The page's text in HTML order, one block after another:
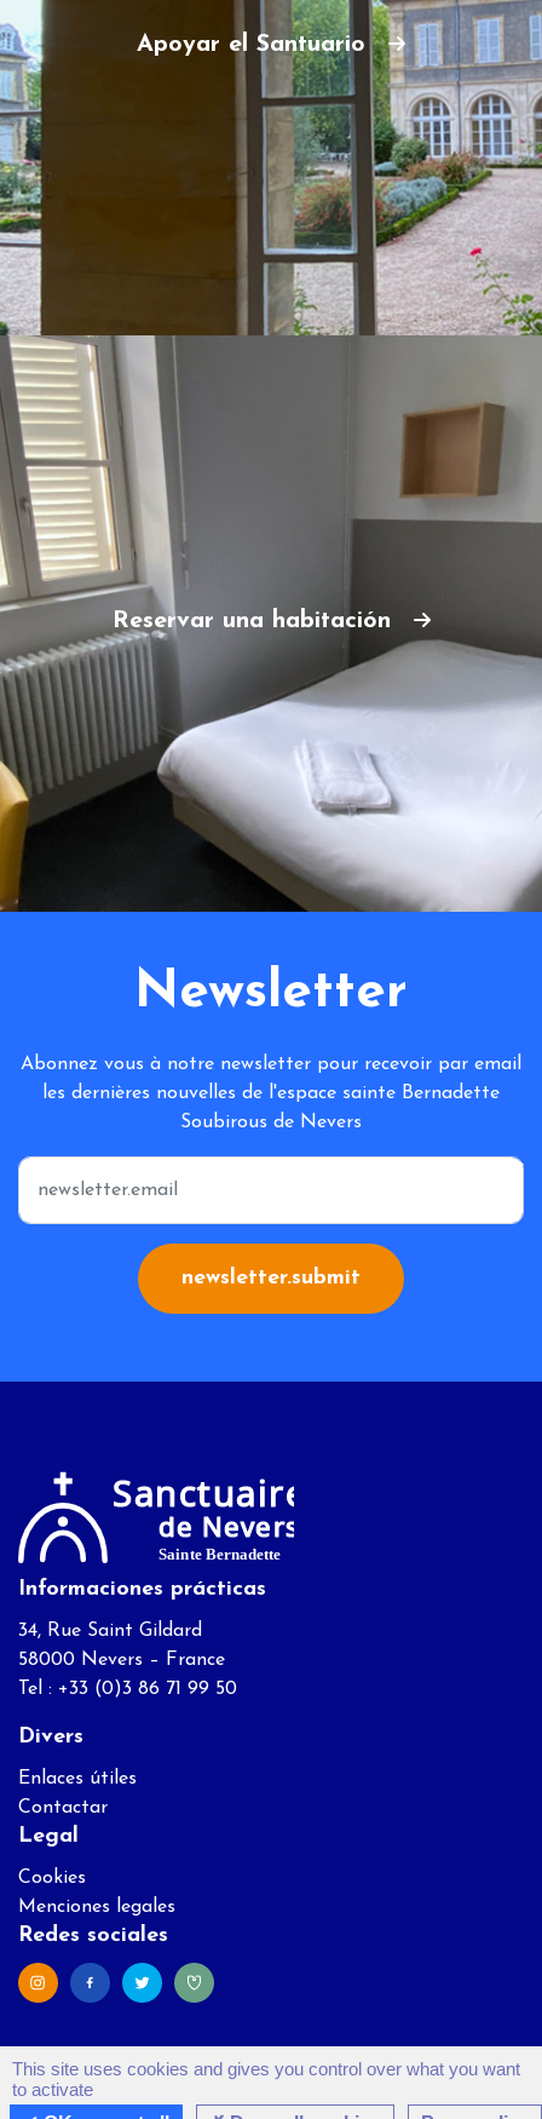
Apoyar el Santuario
Reservar una habitación
Newsletter
Abonnez vous à notre newsletter pour recevoir par email
les dernières nouvelles de l'espace sainte Bernadette
Soubirous de Nevers
*
newsletter.submit
Informaciones prácticas
34, Rue Saint Gildard
58000 Nevers – France
Tel : +33 (0)3 86 71 99 50
Divers
Enlaces útiles
Contactar
Legal
Cookies
Menciones legales
Redes sociales
This site uses cookies and gives you control over what you want
to activate